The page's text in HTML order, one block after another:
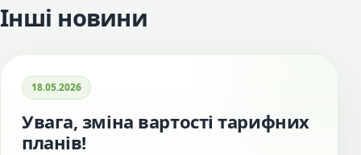
Інші новини
18.05.2026
Увага, зміна вартості тарифних
планів!